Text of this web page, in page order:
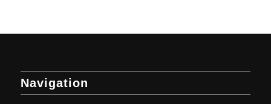
Navigation